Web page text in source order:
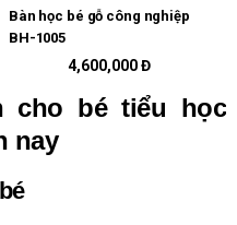
Bàn học bé gỗ công nghiệp
BH-1005
4,600,000 Đ
cho bé tiểu học
nay